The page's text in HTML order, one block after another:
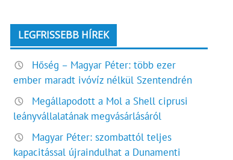
LEGFRISSEBB HÍREK
Hőség – Magyar Péter: több ezer
ember maradt ivóvíz nélkül Szentendrén
Megállapodott a Mol a Shell ciprusi
leányvállalatának megvásárlásáról
Magyar Péter: szombattól teljes
kapacitással újraindulhat a Dunamenti